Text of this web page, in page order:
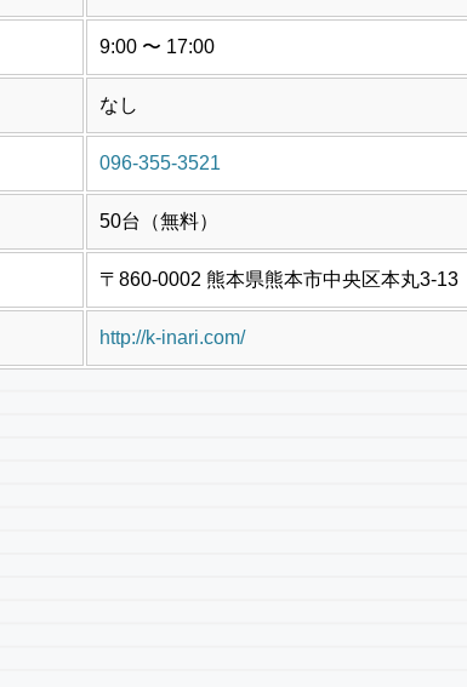
9:00 〜 17:00
なし
096-355-3521
50台（無料）
〒860-0002 熊本県熊本市中央区本丸3-13
http://k-inari.com/